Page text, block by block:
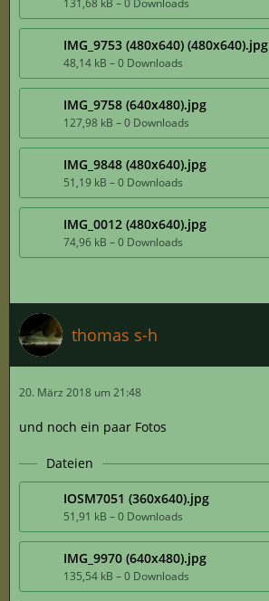
131,68 kB – 0 Downloads
IMG_9753 (480x640) (480x640).jpg
48,14 kB – 0 Downloads
IMG_9758 (640x480).jpg
127,98 kB – 0 Downloads
IMG_9848 (480x640).jpg
51,19 kB – 0 Downloads
IMG_0012 (480x640).jpg
74,96 kB – 0 Downloads
thomas s-h
20. März 2018 um 21:48
und noch ein paar Fotos
Dateien
IOSM7051 (360x640).jpg
51,91 kB – 0 Downloads
IMG_9970 (640x480).jpg
135,54 kB – 0 Downloads